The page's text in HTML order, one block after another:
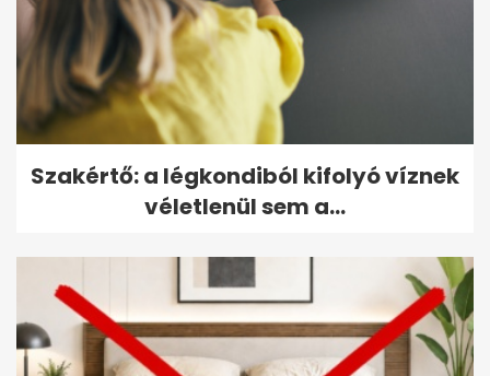
Szakértő: a légkondiból kifolyó víznek
véletlenül sem a...